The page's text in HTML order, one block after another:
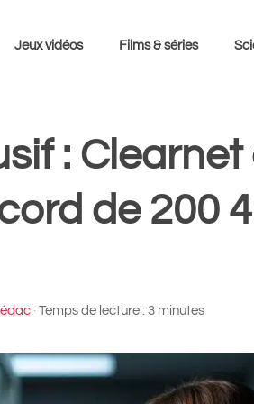
Jeux vidéos Films & séries
:
de 200
· Temps de lecture : 3 minutes